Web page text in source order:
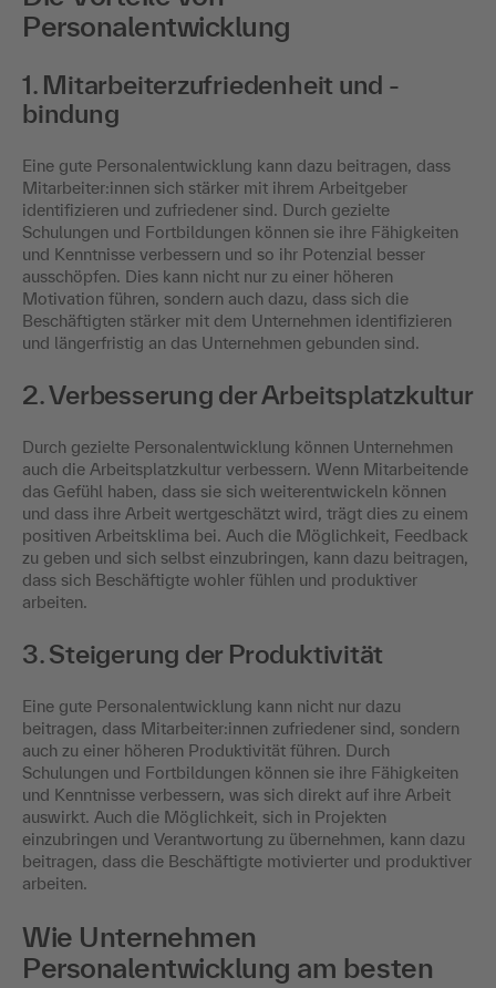
Personalentwicklung
1. Mitarbeiterzufriedenheit und -
bindung
Eine gute Personalentwicklung kann dazu beitragen, dass
Mitarbeiter:innen sich stärker mit ihrem Arbeitgeber
identifizieren und zufriedener sind. Durch gezielte
Schulungen und Fortbildungen können sie ihre Fähigkeiten
und Kenntnisse verbessern und so ihr Potenzial besser
ausschöpfen. Dies kann nicht nur zu einer höheren
Motivation führen, sondern auch dazu, dass sich die
Beschäftigten stärker mit dem Unternehmen identifizieren
und längerfristig an das Unternehmen gebunden sind.
2. Verbesserung der Arbeitsplatzkultur
Durch gezielte Personalentwicklung können Unternehmen
auch die Arbeitsplatzkultur verbessern. Wenn Mitarbeitende
das Gefühl haben, dass sie sich weiterentwickeln können
und dass ihre Arbeit wertgeschätzt wird, trägt dies zu einem
positiven Arbeitsklima bei. Auch die Möglichkeit, Feedback
zu geben und sich selbst einzubringen, kann dazu beitragen,
dass sich Beschäftigte wohler fühlen und produktiver
arbeiten.
3. Steigerung der Produktivität
Eine gute Personalentwicklung kann nicht nur dazu
beitragen, dass Mitarbeiter:innen zufriedener sind, sondern
auch zu einer höheren Produktivität führen. Durch
Schulungen und Fortbildungen können sie ihre Fähigkeiten
und Kenntnisse verbessern, was sich direkt auf ihre Arbeit
auswirkt. Auch die Möglichkeit, sich in Projekten
einzubringen und Verantwortung zu übernehmen, kann dazu
beitragen, dass die Beschäftigte motivierter und produktiver
arbeiten.
Wie Unternehmen
Personalentwicklung am besten